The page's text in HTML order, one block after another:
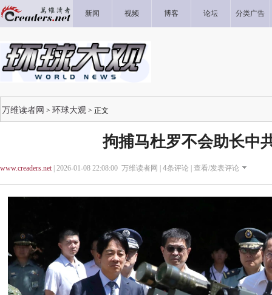
新闻 视频 博客 论坛 分类广告
万维读者网 > 环球大观 > 正文
拘捕马杜罗不会助长中
www.creaders.net| 2026-01-08 22:08:00 万维读者网 | 4条评论 | 查看/发表评论